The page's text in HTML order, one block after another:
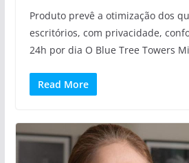
Produto prevê a otimização dos
escritórios, com privacidade,
24h por dia O Blue Tree Towers
Read More